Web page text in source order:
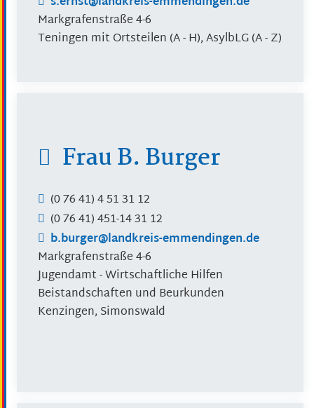
Markgrafenstraße 4-6
Teningen mit Ortsteilen (A - H), AsylbLG (A - Z)
FrauB.Burger
(07641) 45131 12
(07641) 451-1431 12
b.burger@landkreis-emmendingen.de
Markgrafenstraße 4-6
Jugendamt - Wirtschaftliche Hilfen
Beistandschaften und Beurkunden
Kenzingen, Simonswald